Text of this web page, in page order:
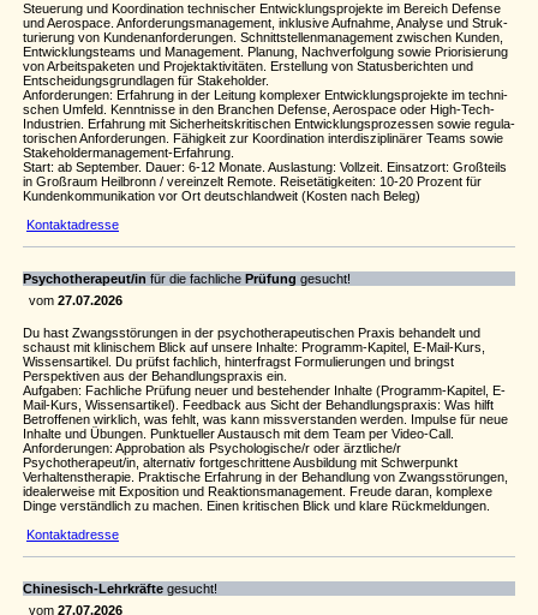
Steu­e­rung und Koor­di­na­tion tech­ni­scher Entwick­lungs­pro­jekte im Bereich Defense
und Aero­space. Anfor­de­rungs­ma­na­ge­ment, inklu­sive Aufnahme, Analyse und Struk­
tu­rie­rung von Kunde­n­an­for­de­rungen. Schnitt­stel­len­ma­na­ge­ment zwischen Kunden,
Entwick­lungs­teams und Manage­ment. Planung, Nach­ver­fol­gung sowie Prio­ri­sie­rung
von Arbeit­s­pa­keten und Projek­tak­ti­vi­täten. Erstel­lung von Status­be­richten und
Entschei­dungs­grund­lagen für Stake­holder.
Anfor­de­rungen: Erfah­rung in der Leitung komplexer Entwick­lungs­pro­jekte im tech­ni­
schen Umfeld. Kennt­nisse in den Bran­chen Defense, Aero­space oder High-Tech-
Indus­trien. Erfah­rung mit Sicher­heitskri­ti­schen Entwick­lungs­pro­zessen sowie regu­la­
to­ri­schen Anfor­de­rungen. Fähig­keit zur Koor­di­na­tion inter­dis­zi­pli­närer Teams sowie
Stake­hol­der­ma­na­ge­ment-Erfah­rung.
Start: ab September. Dauer: 6-12 Monate. Auslas­tung: Voll­zeit. Einsatzort: Groß­teils
in Groß­raum Heil­bronn / verein­zelt Remote. Reise­tä­tig­keiten: 10-20 Prozent für
Kunden­kom­mu­ni­ka­tion vor Ort deut­sch­land­weit (Kosten nach Beleg)
Kontaktadresse
Psychotherapeut/in für die fachliche Prüfung gesucht!
vom 27.07.2026
Du hast Zwangsstörungen in der psychotherapeutischen Praxis behandelt und
schaust mit klinischem Blick auf unsere Inhalte: Programm-Kapitel, E-Mail-Kurs,
Wissensartikel. Du prüfst fachlich, hinterfragst Formulierungen und bringst
Perspektiven aus der Behandlungspraxis ein.
Aufgaben: Fachliche Prüfung neuer und bestehender Inhalte (Programm-Kapitel, E-
Mail-Kurs, Wissensartikel). Feedback aus Sicht der Behandlungspraxis: Was hilft
Betroffenen wirklich, was fehlt, was kann missverstanden werden. Impulse für neue
Inhalte und Übungen. Punktueller Austausch mit dem Team per Video-Call.
Anforderungen: Approbation als Psychologische/r oder ärztliche/r
Psychotherapeut/in, alternativ fortgeschrittene Ausbildung mit Schwerpunkt
Verhaltenstherapie. Praktische Erfahrung in der Behandlung von Zwangsstörungen,
idealerweise mit Exposition und Reaktionsmanagement. Freude daran, komplexe
Dinge verständlich zu machen. Einen kritischen Blick und klare Rückmeldungen.
Kontaktadresse
Chinesisch-Lehrkräfte gesucht!
vom 27.07.2026